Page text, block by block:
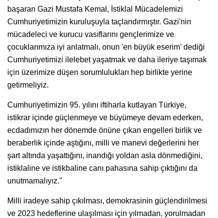
başaran Gazi Mustafa Kemal, İstiklal Mücadelemizi
Cumhuriyetimizin kuruluşuyla taçlandırmıştır. Gazi'nin
mücadeleci ve kurucu vasıflarını gençlerimize ve
çocuklarımıza iyi anlatmalı, onun 'en büyük eserim' dediği
Cumhuriyetimizi ilelebet yaşatmak ve daha ileriye taşımak
için üzerimize düşen sorumlulukları hep birlikte yerine
getirmeliyiz.
Cumhuriyetimizin 95. yılını iftiharla kutlayan Türkiye,
istikrar içinde güçlenmeye ve büyümeye devam ederken,
ecdadımızın her dönemde önüne çıkan engelleri birlik ve
beraberlik içinde aştığını, milli ve manevi değerlerini her
şart altında yaşattığını, inandığı yoldan asla dönmediğini,
istiklaline ve istikbaline canı pahasına sahip çıktığını da
unutmamalıyız."
Milli iradeye sahip çıkılması, demokrasinin güçlendirilmesi
ve 2023 hedeflerine ulaşılması için yılmadan, yorulmadan